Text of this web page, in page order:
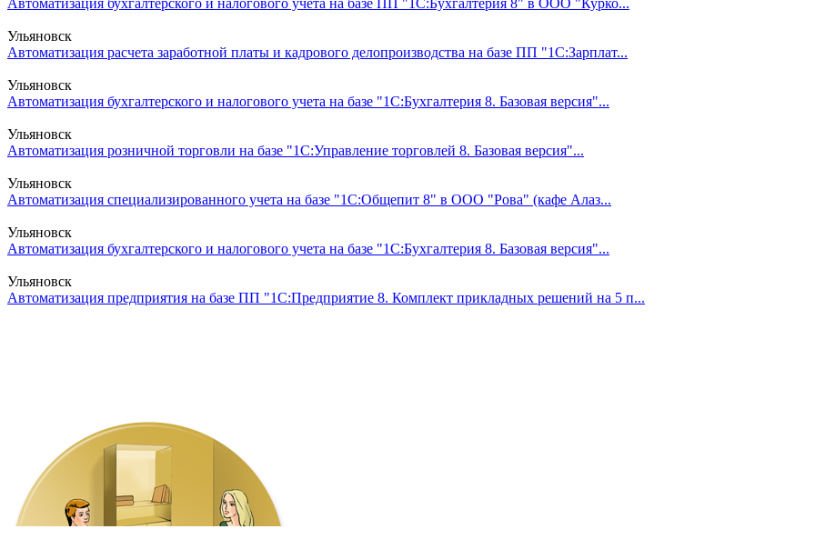
Автоматизация бухгалтерского и налогового учета на базе ПП "1С:Бухгалтерия 8" в ООО "Курко...
Ульяновск
Автоматизация расчета заработной платы и кадрового делопроизводства на базе ПП "1С:Зарплат...
Ульяновск
Автоматизация бухгалтерского и налогового учета на базе "1С:Бухгалтерия 8. Базовая версия"...
Ульяновск
Автоматизация розничной торговли на базе "1С:Управление торговлей 8. Базовая версия"...
Ульяновск
Автоматизация специализированного учета на базе "1С:Общепит 8" в ООО "Рова" (кафе Алаз...
Ульяновск
Автоматизация бухгалтерского и налогового учета на базе "1С:Бухгалтерия 8. Базовая версия"...
Ульяновск
Автоматизация предприятия на базе ПП "1С:Предприятие 8. Комплект прикладных решений на 5 п...